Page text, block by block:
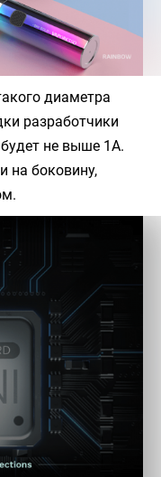
диаметра
разработчики
не выше 1А.
на боковину,